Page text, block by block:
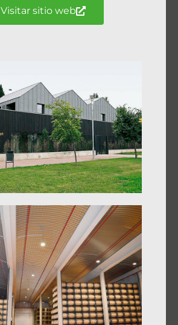
Visitar sitio web